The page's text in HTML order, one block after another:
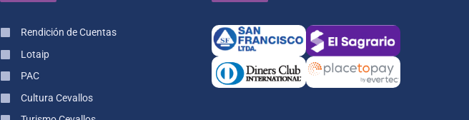
Rendición de Cuentas
Lotaip
PAC
Cultura Cevallos